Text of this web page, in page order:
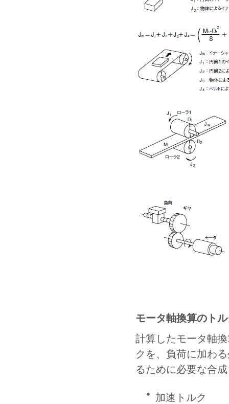
モータ軸換算のト
計算したモータ軸
クを、負荷に加わ
るために必要な合
加速トルク